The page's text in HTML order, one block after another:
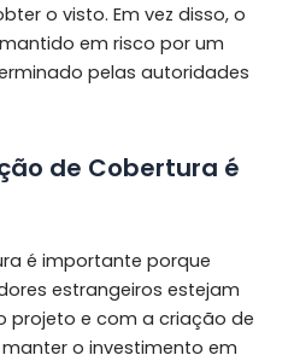
o visto. Em vez disso, o
em risco por um
pelas autoridades
de Cobertura é
é importante porque
estrangeiros estejam
projeto e com a criação de
manter o investimento em